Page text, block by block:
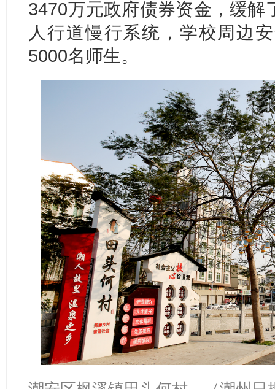
3470万元政府债券资金，缓解
人行道慢行系统，学校周边
5000名师生。